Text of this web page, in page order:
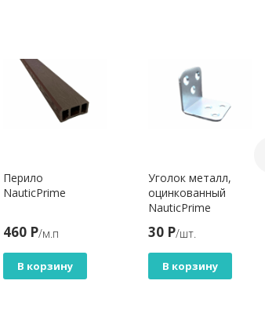
Перило
NauticPrime
460 Р/м.п
В корзину
Уголок металл,
оцинкованный
NauticPrime
30 Р/шт.
В корзину